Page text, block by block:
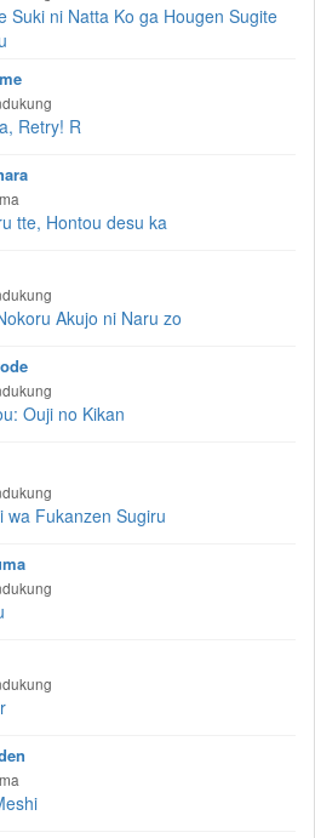
Suki ni Natta Ko ga Hougen Sugite
Retry! R
tte, Hontou desu ka
Akujo ni Naru zo
Ouji no Kikan
wa Fukanzen Sugiru